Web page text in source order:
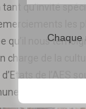
tant qu’invité
les
qu’il nous
charge de la
de l’AES
de
Chaque